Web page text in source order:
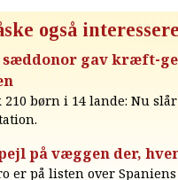
også
sæddonor gav kræft-
210 børn i 14 lande: Nu
på væggen der,
er på listen over